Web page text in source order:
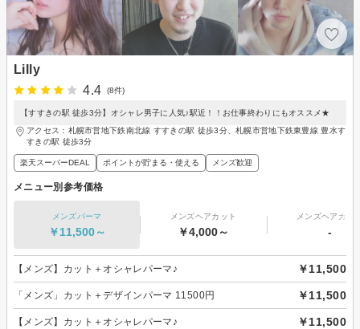
Lilly
4.4
(8件)
【すすきの駅 徒歩3分】オシャレ男子に人気♪駅近！！お仕事終わりにもオススメ★
アクセス：札幌市営地下鉄南北線 すすきの駅 徒歩3分、札幌市営地下鉄東豊線 豊水す
すきの駅 徒歩3分
楽天スーパーDEAL ポイントが貯まる・使える メンズ歓迎
メニュー別参考価格
メンズパーマ
￥11,500～
メンズヘアカット
￥4,000～
メンズヘアカラ
-
【メンズ】カット＋オシャレパーマ♪ ￥11,500
「メンズ」カット＋デザインパーマ 11500円 ￥11,500
【メンズ】カット＋オシャレパーマ♪ ￥11,500